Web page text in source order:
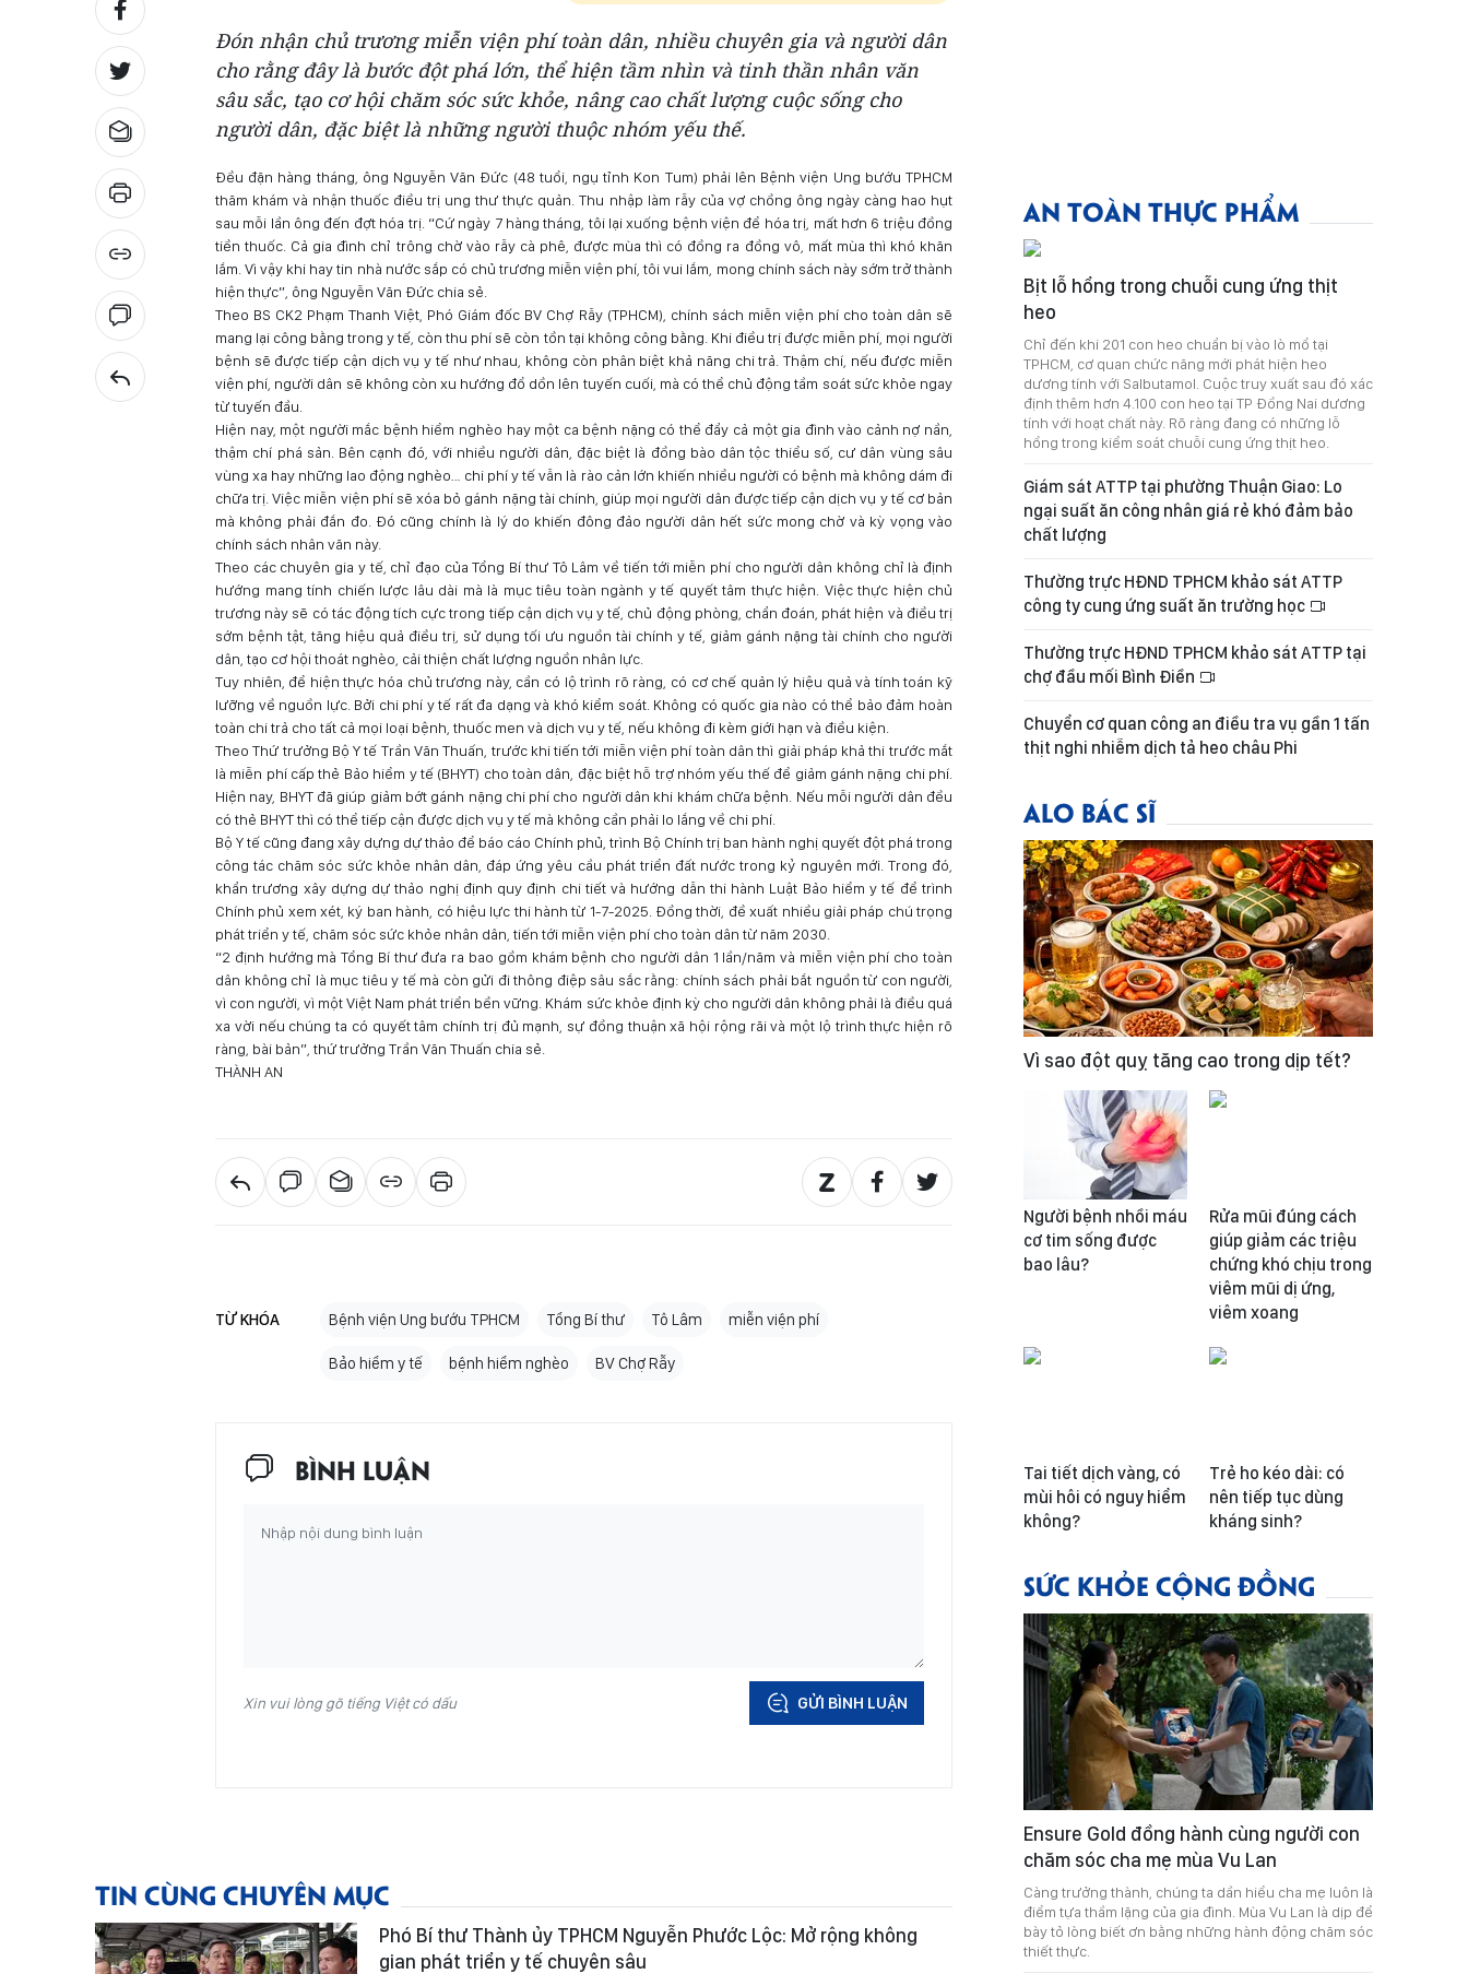
Đón nhận chủ trương miễn viện phí toàn dân, nhiều chuyên gia và người dân
cho rằng đây là bước đột phá lớn, thể hiện tầm nhìn và tinh thần nhân văn
sâu sắc, tạo cơ hội chăm sóc sức khỏe, nâng cao chất lượng cuộc sống cho
người dân, đặc biệt là những người thuộc nhóm yếu thế.
Đều đặn hàng tháng, ông Nguyễn Văn Đức (48 tuổi, ngụ tỉnh Kon Tum) phải lên Bệnh viện Ung bướu TPHCM
thăm khám và nhận thuốc điều trị ung thư thực quản. Thu nhập làm rẫy của vợ chồng ông ngày càng hao hụt
sau mỗi lần ông đến đợt hóa trị. “Cứ ngày 7 hàng tháng, tôi lại xuống bệnh viện để hóa trị, mất hơn 6 triệu đồng
tiền thuốc. Cả gia đình chỉ trông chờ vào rẫy cà phê, được mùa thì có đồng ra đồng vô, mất mùa thì khó khăn
lắm. Vì vậy khi hay tin nhà nước sắp có chủ trương miễn viện phí, tôi vui lắm, mong chính sách này sớm trở thành
hiện thực”, ông Nguyễn Văn Đức chia sẻ.
Theo BS CK2 Phạm Thanh Việt, Phó Giám đốc BV Chợ Rẫy (TPHCM), chính sách miễn viện phí cho toàn dân sẽ
mang lại công bằng trong y tế, còn thu phí sẽ còn tồn tại không công bằng. Khi điều trị được miễn phí, mọi người
bệnh sẽ được tiếp cận dịch vụ y tế như nhau, không còn phân biệt khả năng chi trả. Thậm chí, nếu được miễn
viện phí, người dân sẽ không còn xu hướng đổ dồn lên tuyến cuối, mà có thể chủ động tầm soát sức khỏe ngay
từ tuyến đầu.
Hiện nay, một người mắc bệnh hiểm nghèo hay một ca bệnh nặng có thể đẩy cả một gia đình vào cảnh nợ nần,
thậm chí phá sản. Bên cạnh đó, với nhiều người dân, đặc biệt là đồng bào dân tộc thiểu số, cư dân vùng sâu
vùng xa hay những lao động nghèo… chi phí y tế vẫn là rào cản lớn khiến nhiều người có bệnh mà không dám đi
chữa trị. Việc miễn viện phí sẽ xóa bỏ gánh nặng tài chính, giúp mọi người dân được tiếp cận dịch vụ y tế cơ bản
mà không phải đắn đo. Đó cũng chính là lý do khiến đông đảo người dân hết sức mong chờ và kỳ vọng vào
chính sách nhân văn này.
Theo các chuyên gia y tế, chỉ đạo của Tổng Bí thư Tô Lâm về tiến tới miễn phí cho người dân không chỉ là định
hướng mang tính chiến lược lâu dài mà là mục tiêu toàn ngành y tế quyết tâm thực hiện. Việc thực hiện chủ
trương này sẽ có tác động tích cực trong tiếp cận dịch vụ y tế, chủ động phòng, chẩn đoán, phát hiện và điều trị
sớm bệnh tật, tăng hiệu quả điều trị, sử dụng tối ưu nguồn tài chính y tế, giảm gánh nặng tài chính cho người
dân, tạo cơ hội thoát nghèo, cải thiện chất lượng nguồn nhân lực.
Tuy nhiên, để hiện thực hóa chủ trương này, cần có lộ trình rõ ràng, có cơ chế quản lý hiệu quả và tính toán kỹ
lưỡng về nguồn lực. Bởi chi phí y tế rất đa dạng và khó kiểm soát. Không có quốc gia nào có thể bảo đảm hoàn
toàn chi trả cho tất cả mọi loại bệnh, thuốc men và dịch vụ y tế, nếu không đi kèm giới hạn và điều kiện.
Theo Thứ trưởng Bộ Y tế Trần Văn Thuấn, trước khi tiến tới miễn viện phí toàn dân thì giải pháp khả thi trước mắt
là miễn phí cấp thẻ Bảo hiểm y tế (BHYT) cho toàn dân, đặc biệt hỗ trợ nhóm yếu thế để giảm gánh nặng chi phí.
Hiện nay, BHYT đã giúp giảm bớt gánh nặng chi phí cho người dân khi khám chữa bệnh. Nếu mỗi người dân đều
có thẻ BHYT thì có thể tiếp cận được dịch vụ y tế mà không cần phải lo lắng về chi phí.
Bộ Y tế cũng đang xây dựng dự thảo để báo cáo Chính phủ, trình Bộ Chính trị ban hành nghị quyết đột phá trong
công tác chăm sóc sức khỏe nhân dân, đáp ứng yêu cầu phát triển đất nước trong kỷ nguyên mới. Trong đó,
khẩn trương xây dựng dự thảo nghị định quy định chi tiết và hướng dẫn thi hành Luật Bảo hiểm y tế để trình
Chính phủ xem xét, ký ban hành, có hiệu lực thi hành từ 1-7-2025. Đồng thời, đề xuất nhiều giải pháp chú trọng
phát triển y tế, chăm sóc sức khỏe nhân dân, tiến tới miễn viện phí cho toàn dân từ năm 2030.
“2 định hướng mà Tổng Bí thư đưa ra bao gồm khám bệnh cho người dân 1 lần/năm và miễn viện phí cho toàn
dân không chỉ là mục tiêu y tế mà còn gửi đi thông điệp sâu sắc rằng: chính sách phải bắt nguồn từ con người,
vì con người, vì một Việt Nam phát triển bền vững. Khám sức khỏe định kỳ cho người dân không phải là điều quá
xa vời nếu chúng ta có quyết tâm chính trị đủ mạnh, sự đồng thuận xã hội rộng rãi và một lộ trình thực hiện rõ
ràng, bài bản”, thứ trưởng Trần Văn Thuấn chia sẻ.
THÀNH AN
TỪ KHÓA Bệnh viện Ung bướu TPHCM Tổng Bí thư Tô Lâm miễn viện phí
Bảo hiểm y tế bệnh hiểm nghèo BV Chợ Rẫy
BÌNH LUẬN
Xin vui lòng gõ tiếng Việt có dấu GỬI BÌNH LUẬN
TIN CÙNG CHUYÊN MỤC
Phó Bí thư Thành ủy TPHCM Nguyễn Phước Lộc: Mở rộng không
gian phát triển y tế chuyên sâu
AN TOÀN THỰC PHẨM
Bịt lỗ hổng trong chuỗi cung ứng thịt
heo
Chỉ đến khi 201 con heo chuẩn bị vào lò mổ tại
TPHCM, cơ quan chức năng mới phát hiện heo
dương tính với Salbutamol. Cuộc truy xuất sau đó xác
định thêm hơn 4.100 con heo tại TP Đồng Nai dương
tính với hoạt chất này. Rõ ràng đang có những lỗ
hổng trong kiểm soát chuỗi cung ứng thịt heo.
Giám sát ATTP tại phường Thuận Giao: Lo
ngại suất ăn công nhân giá rẻ khó đảm bảo
chất lượng
Thường trực HĐND TPHCM khảo sát ATTP
công ty cung ứng suất ăn trường học
Thường trực HĐND TPHCM khảo sát ATTP tại
chợ đầu mối Bình Điền
Chuyển cơ quan công an điều tra vụ gần 1 tấn
thịt nghi nhiễm dịch tả heo châu Phi
ALO BÁC SĨ
Vì sao đột quỵ tăng cao trong dịp tết?
Người bệnh nhồi máu
cơ tim sống được
bao lâu?
Rửa mũi đúng cách
giúp giảm các triệu
chứng khó chịu trong
viêm mũi dị ứng,
viêm xoang
Tai tiết dịch vàng, có
mùi hôi có nguy hiểm
không?
Trẻ ho kéo dài: có
nên tiếp tục dùng
kháng sinh?
SỨC KHỎE CỘNG ĐỒNG
Ensure Gold đồng hành cùng người con
chăm sóc cha mẹ mùa Vu Lan
Càng trưởng thành, chúng ta dần hiểu cha mẹ luôn là
điểm tựa thầm lặng của gia đình. Mùa Vu Lan là dịp để
bày tỏ lòng biết ơn bằng những hành động chăm sóc
thiết thực.